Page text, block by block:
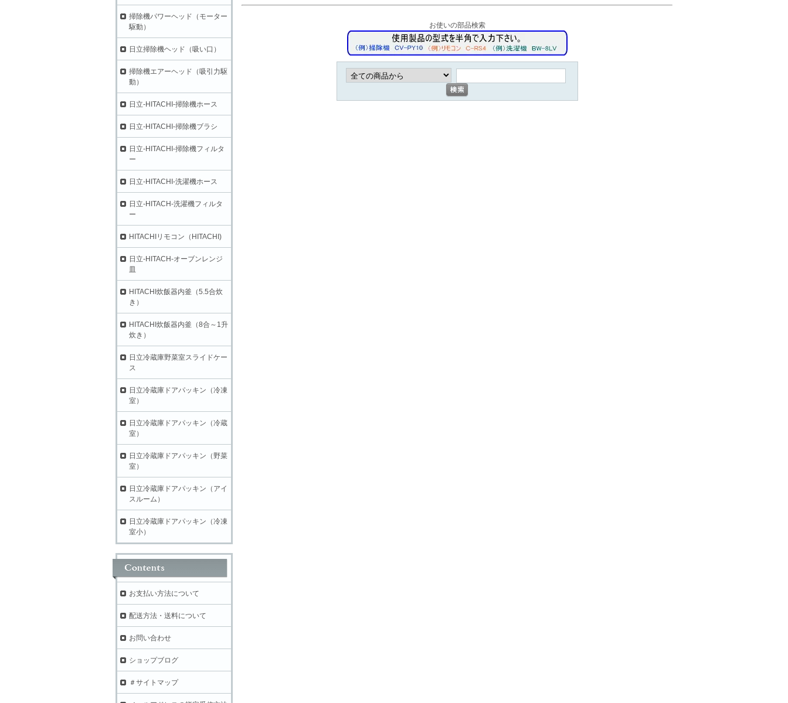
お使いの部品検索
掃除機パワーヘッド（モーター
駆動）
日立掃除機ヘッド（吸い口）
掃除機エアーヘッド（吸引力駆
動）
日立-HITACHI-掃除機ホース
日立-HITACHI-掃除機ブラシ
日立-HITACHI-掃除機フィルタ
ー
日立-HITACHI-洗濯機ホース
日立-HITACH-洗濯機フィルタ
ー
HITACHIリモコン（HITACHI)
日立-HITACH-オーブンレンジ
皿
HITACHI炊飯器内釜（5.5合炊
き）
HITACHI炊飯器内釜（8合～1升
炊き）
日立冷蔵庫野菜室スライドケー
ス
日立冷蔵庫ドアパッキン（冷凍
室）
日立冷蔵庫ドアパッキン（冷蔵
室）
日立冷蔵庫ドアパッキン（野菜
室）
日立冷蔵庫ドアパッキン（アイ
スルーム）
日立冷蔵庫ドアパッキン（冷凍
室小）
お支払い方法について
配送方法・送料について
お問い合わせ
ショップブログ
＃サイトマップ